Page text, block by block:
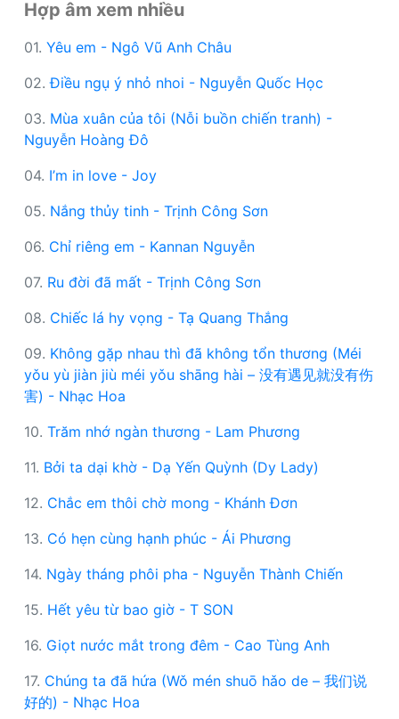
Hợp âm xem nhiều
01. Yêu em - Ngô Vũ Anh Châu
02.Điều ngụ ý nhỏ nhoi - Nguyễn Quốc Học
03. Mùa xuân của tôi (Nỗi buồn chiến tranh) -
Nguyễn Hoàng Đô
04. I’m in love - Joy
05. Nắng thủy tinh - Trịnh Công Sơn
06. Chỉ riêng em - Kannan Nguyễn
07. Ru đời đã mất - Trịnh Công Sơn
08. Chiếc lá hy vọng - Tạ Quang Thắng
09. Không gặp nhau thì đã không tổn thương (Méi
yǒu yù jiàn jiù méi yǒu shāng hài – 没有遇见就没有伤
害) - Nhạc Hoa
10. Trăm nhớ ngàn thương - Lam Phương
11. Bởi ta dại khờ - Dạ Yến Quỳnh (Dy Lady)
12. Chắc em thôi chờ mong - Khánh Đơn
13. Có hẹn cùng hạnh phúc - Ái Phương
14. Ngày tháng phôi pha - Nguyễn Thành Chiến
15. Hết yêu từ bao giờ - T SON
16. Giọt nước mắt trong đêm - Cao Tùng Anh
17. Chúng ta đã hứa (Wǒ mén shuō hǎo de – 我们说
好的) - Nhạc Hoa